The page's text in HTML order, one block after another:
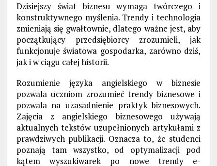
Dzisiejszy świat biznesu wymaga twórczego i
konstruktywnego myślenia. Trendy i technologia
zmieniają się gwałtownie, dlatego ważne jest, aby
początkujący przedsiębiorcy zrozumieli, jak
funkcjonuje światowa gospodarka, zarówno dziś,
jak i w ciągu całej historii.
Rozumienie języka angielskiego w biznesie
pozwala uczniom zrozumieć trendy biznesowe i
pozwala na uzasadnienie praktyk biznesowych.
Zajęcia z angielskiego biznesowego używają
aktualnych tekstów uzupełnionych artykułami z
prawdziwych publikacji. Oznacza to, że studenci
poznają tam wszystko, od optymalizacji pod
kątem wyszukiwarek po nowe trendy e-